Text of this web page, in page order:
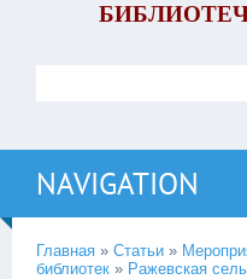
NAVIGATION
Главная » Статьи »
библиотек » Ражевская